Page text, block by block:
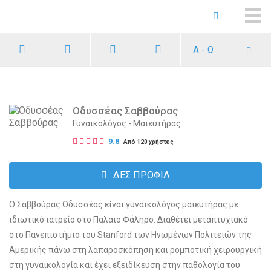
Α - Ω
Οδυσσέας Σαββούρας
Γυναικολόγος - Μαιευτήρας
9.8 Από 120 χρήστες
ΔΕΣ ΠΡΟΦΙΛ
Ο Σαββούρας Οδυσσέας είναι γυναικολόγος μαιευτήρας με
ιδιωτικό ιατρείο στο Παλαιο Φάληρο. Διαθέτει μεταπτυχιακό
στο Πανεπιστήμιο του Stanford των Ηνωμένων Πολιτειών της
Αμερικής πάνω στη λαπαροσκόπηση και ρομποτική χειρουργική
στη γυναικολογία και έχει εξειδίκευση στην παθολογία του